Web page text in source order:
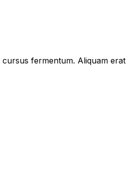
fermentum. Aliquam